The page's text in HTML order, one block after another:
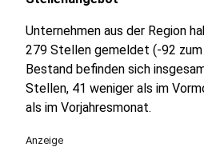
Unternehmen aus der Region
279 Stellen gemeldet (-92
Bestand befinden sich
Stellen, 41 weniger als im
als im Vorjahresmonat.
Anzeige